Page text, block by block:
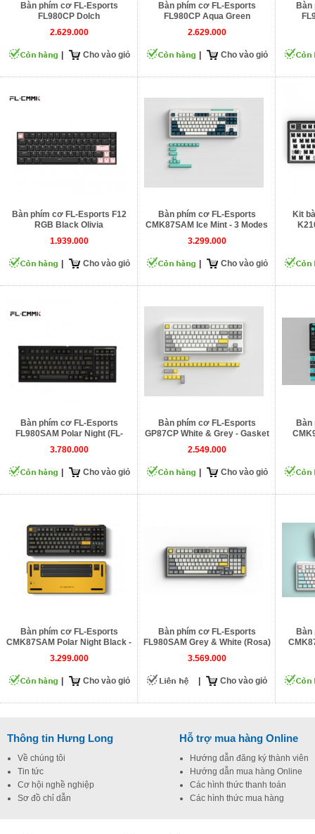
Bàn phím cơ FL-Esports
FL980CP Dolch
2.629.000
Cho vào giỏ
Bàn phím cơ FL-Esports
FL980CP Aqua Green
2.629.000
Cho vào giỏ
Bàn phím cơ FL-Esports F12
RGB Black Olivia
1.939.000
Cho vào giỏ
Bàn phím cơ FL-Esports
CMK87SAM Ice Mint - 3 Modes
3.299.000
Cho vào giỏ
Kit
Bàn phím cơ FL-Esports
FL980SAM Polar Night (FL-
CMMK Cercis Switch)
3.780.000
Cho vào giỏ
Bàn phím cơ FL-Esports
GP87CP White & Grey - Gasket
Mount
2.549.000
Cho vào giỏ
Bàn phím cơ FL-Esports
CMK87SAM Polar Night Black -
3 Mode
3.299.000
Cho vào giỏ
Bàn phím cơ FL-Esports
FL980SAM Grey & White (Rosa)
3.569.000
Cho vào giỏ
Thông tin Hưng Long
Về chúng tôi
Tin tức
Cơ hội nghề nghiệp
Sơ đồ chỉ dẫn
Hỗ trợ mua hàng Online
Hướng dẫn đăng ký thành viên
Hướng dẫn mua hàng Online
Các hình thức thanh toán
Các hình thức mua hàng